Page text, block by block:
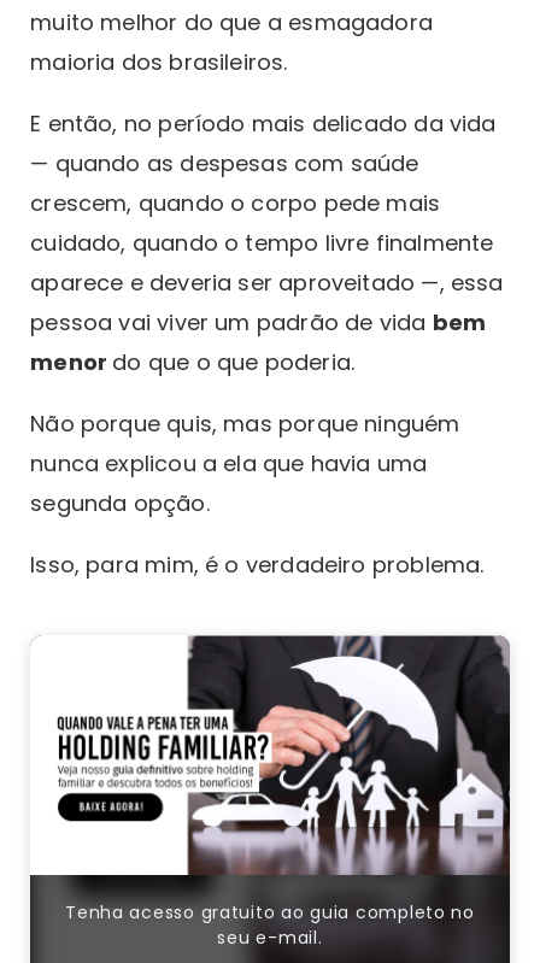
muito melhor do que a esmagadora
maioria dos brasileiros.
E então, no período mais delicado da vida
— quando as despesas com saúde
crescem, quando o corpo pede mais
cuidado, quando o tempo livre finalmente
aparece e deveria ser aproveitado —, essa
pessoa vai viver um padrão de vida bem
menor do que o que poderia.
Não porque quis, mas porque ninguém
nunca explicou a ela que havia uma
segunda opção.
Isso, para mim, é o verdadeiro problema.
Tenha acesso gratuito ao guia completo no
seu e-mail.